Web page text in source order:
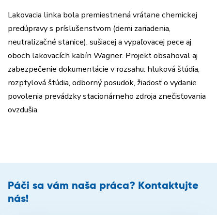
Lakovacia linka bola premiestnená vrátane chemickej
predúpravy s príslušenstvom (demi zariadenia,
neutralizačné stanice), sušiacej a vypaľovacej pece aj
oboch lakovacích kabín Wagner. Projekt obsahoval aj
zabezpečenie dokumentácie v rozsahu: hluková štúdia,
rozptylová štúdia, odborný posudok, žiadosť o vydanie
povolenia prevádzky stacionárneho zdroja znečisťovania
ovzdušia.
Páči sa vám naša práca? Kontaktujte
nás!